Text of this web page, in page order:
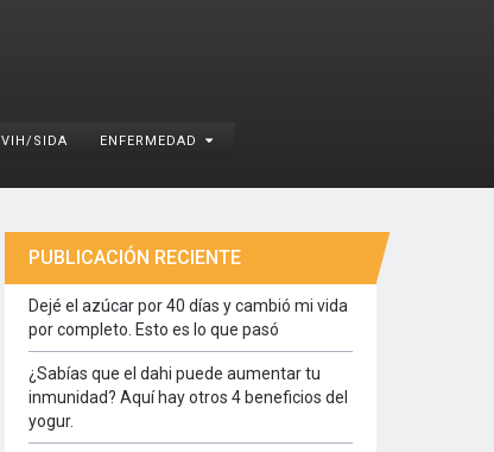
VIH/SIDA ENFERMEDAD
PUBLICACIÓN RECIENTE
Dejé el azúcar por 40 días y cambió mi vida
por completo. Esto es lo que pasó
¿Sabías que el dahi puede aumentar tu
inmunidad? Aquí hay otros 4 beneficios del
yogur.